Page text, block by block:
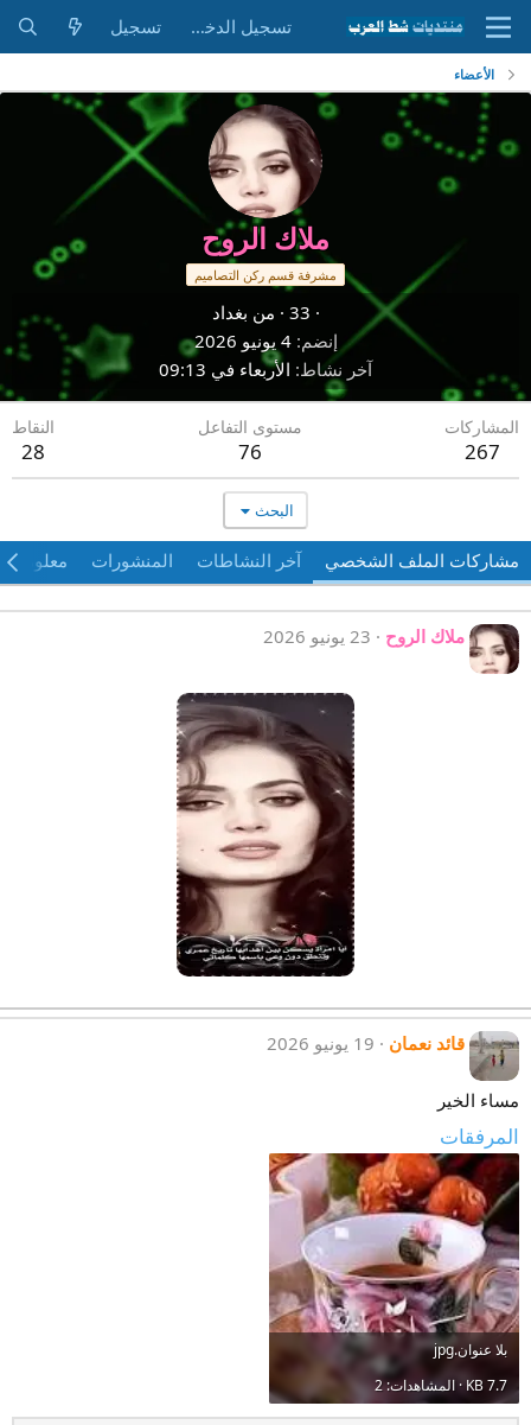
تسجيل الدخول تسجيل
الأعضاء
ملاك الروح
مشرفة قسم ركن التصاميم
·
· من بغداد
إنضم 4 يونيو 2026
آخر نشاط الأربعاء في 09:13
المشاركات
267
مستوى التفاعل
76
النقاط
28
البحث
مشاركات الملف الشخصي آخر النشاطات المنشورات معلومات
ملاك الروح 23 يونيو 2026
قائد نعمان 19 يونيو 2026
مساء الخير
المرفقات
بلا عنوان.jpg
7.7 KB · المشاهدات: 2